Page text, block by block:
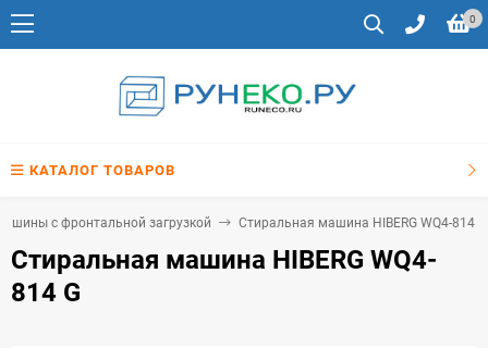
0
КАТАЛОГ ТОВАРОВ
с фронтальной загрузкой Стиральная машина HIBERG WQ4-814 G
Стиральная машина HIBERG WQ4-
814 G